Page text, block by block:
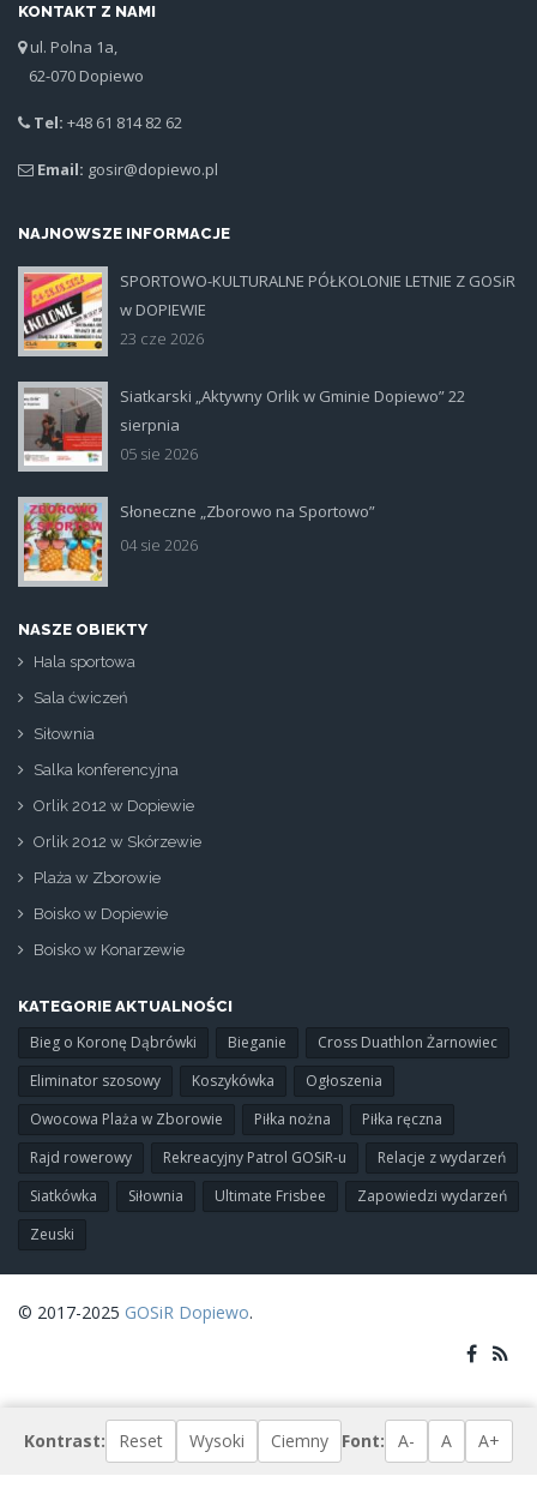
KONTAKT Z NAMI
ul. Polna 1a,
62-070 Dopiewo
Tel: +48 61 814 82 62
Email: gosir@dopiewo.pl
NAJNOWSZE INFORMACJE
plakat.jpg
SPORTOWO-KULTURALNE PÓŁKOLONIE LETNIE Z GOSiR
w DOPIEWIE
23 cze 2026
siatka_poziom.jpg
Siatkarski „Aktywny Orlik w Gminie Dopiewo” 22
sierpnia
05 sie 2026
Słoneczne „Zborowo na Sportowo”
04 sie 2026
NASZE OBIEKTY
Hala sportowa
Sala ćwiczeń
Siłownia
Salka konferencyjna
Orlik 2012 w Dopiewie
Orlik 2012 w Skórzewie
Plaża w Zborowie
Boisko w Dopiewie
Boisko w Konarzewie
KATEGORIE AKTUALNOŚCI
Bieg o Koronę Dąbrówki Bieganie
Cross Duathlon Żarnowiec
Eliminator szosowy
Koszykówka
Ogłoszenia
Owocowa Plaża w Zborowie
Piłka nożna
Piłka ręczna
Rajd rowerowy
Rekreacyjny Patrol GOSiR-u
Relacje z wydarzeń
Siatkówka
Siłownia Ultimate Frisbee
Zapowiedzi wydarzeń
Zeuski
© 2017-2025 GOSiR Dopiewo.
Kontrast: Reset Wysoki Ciemny Font: A- A A+